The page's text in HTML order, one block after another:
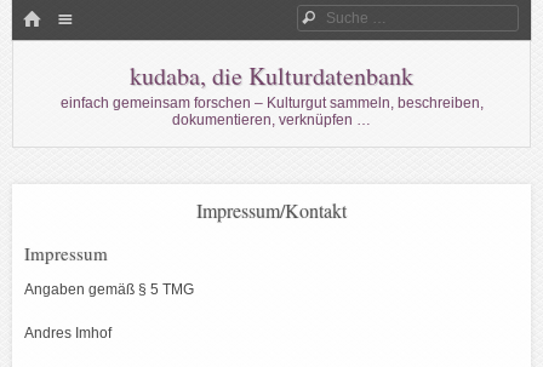
HOME Suche
kudaba, die Kulturdatenbank
einfach gemeinsam forschen – Kulturgut sammeln, beschreiben,
dokumentieren, verknüpfen …
Impressum/Kontakt
Impressum
Angaben gemäß § 5 TMG
Andres Imhof